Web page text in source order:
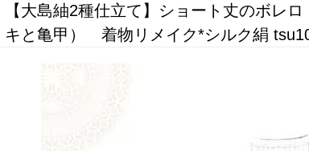
【大島紬2種仕立て】ショート丈のボレ
キと亀甲） 着物リメイク*シルク絹